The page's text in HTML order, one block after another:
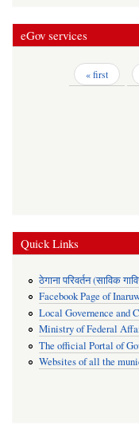
eGov services
« first
Quick Links
ठेगाना परिवर्तन (साविक
Facebook Page of
Local Governence and
Ministry of Federal
The official Portal of
Websites of all the